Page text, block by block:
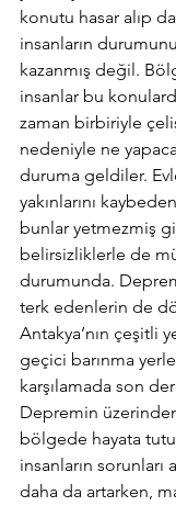
konutu hasar alıp da
insanların
kazanmış değil.
insanlar bu
zaman birbiriyle
nedeniyle ne
duruma geldiler.
yakınlarını
bunlar yetmezmiş
belirsizliklerle de
durumunda.
terk edenlerin de
Antakya’nın çeşitli
geçici barınma
karşılamada son
Depremin
bölgede hayata
insanların sorunları
daha da artarken,